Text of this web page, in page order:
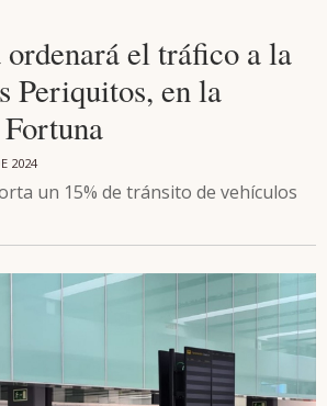
el tráfico a la
Periquitos, en la
2024
un 15% de tránsito de vehículos